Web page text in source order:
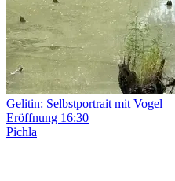
Gelitin: Selbstportrait mit Vogel
Eröffnung 16:30
Pichla